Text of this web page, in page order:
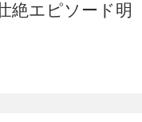
絶エピソード明